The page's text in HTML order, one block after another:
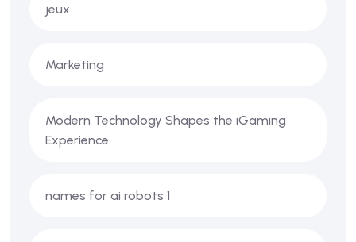
jeux
Marketing
Modern Technology Shapes the iGaming
Experience
names for ai robots 1